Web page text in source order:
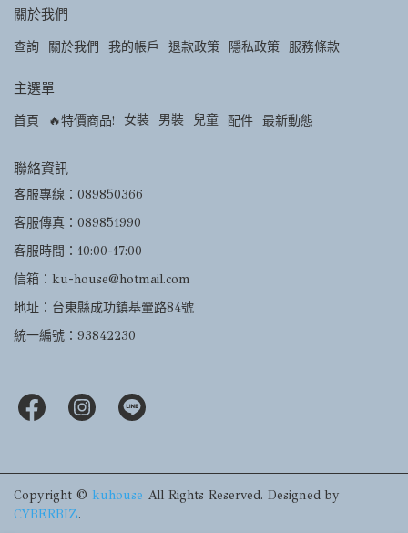
關於我們
查詢 關於我們 我的帳戶 退款政策 隱私政策 服務條款
主選單
首頁 🔥特價商品! 女裝 男裝 兒童 配件 最新動態
聯絡資訊
客服專線：089850366
客服傳真：089851990
客服時間：10:00-17:00
信箱：ku-house@hotmail.com
地址：台東縣成功鎮基翬路84號
統一編號：93842230
Copyright © kuhouse All Rights Reserved. Designed by
CYBERBIZ.